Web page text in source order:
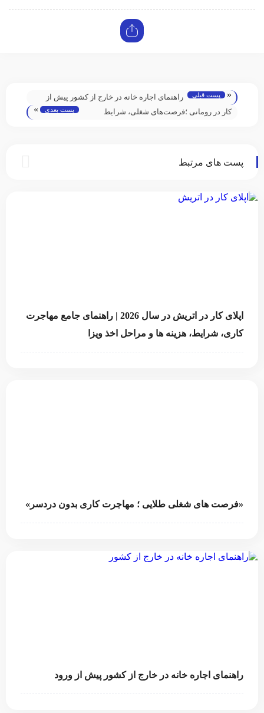
« پست قبلی
راهنمای اجاره خانه در خارج از کشور پیش از
ورود
کار در رومانی ؛فرصت‌های شغلی، شرایط
پست بعدی »
پست های مرتبط
اپلای کار در اتریش در سال 2026 | راهنمای جامع مهاجرت
کاری، شرایط، هزینه‌ ها و مراحل اخذ ویزا
«فرصت‌ های شغلی طلایی ؛ مهاجرت کاری بدون دردسر»
راهنمای اجاره خانه در خارج از کشور پیش از ورود